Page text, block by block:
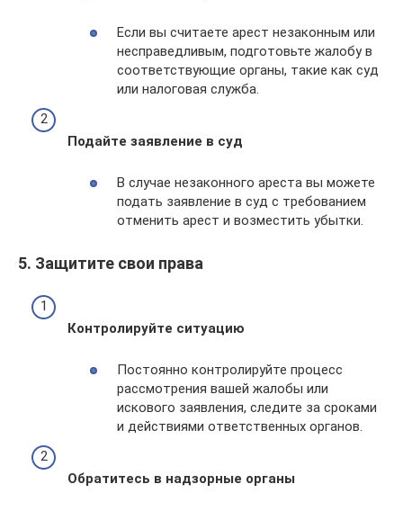
Если вы считаете арест незаконным или
несправедливым, подготовьте жалобу в
соответствующие органы, такие как суд
или налоговая служба.
Подайте заявление в суд
В случае незаконного ареста вы можете
подать заявление в суд с требованием
отменить арест и возместить убытки.
5. Защитите свои права
Контролируйте ситуацию
Постоянно контролируйте процесс
рассмотрения вашей жалобы или
искового заявления, следите за сроками
и действиями ответственных органов.
Обратитесь в надзорные органы